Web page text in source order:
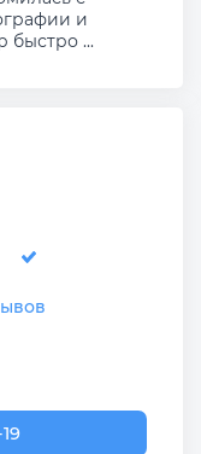
и
быстро ...